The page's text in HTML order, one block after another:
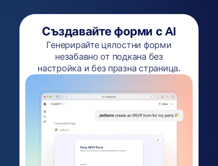
Създавайте форми с AI
Генерирайте цялостни форми
незабавно от подкана без
настройка и без празна страница.